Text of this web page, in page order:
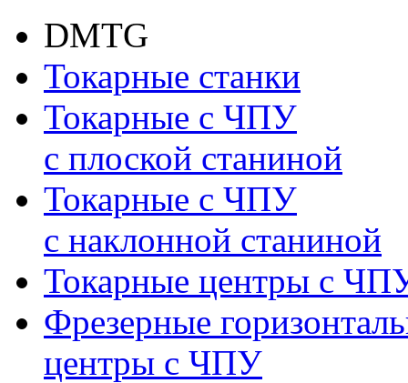
DMTG
Токарные станки
Токарные с ЧПУ
с плоской станиной
Токарные с ЧПУ
с наклонной станиной
Токарные центры с
Фрезерные
центры с ЧПУ